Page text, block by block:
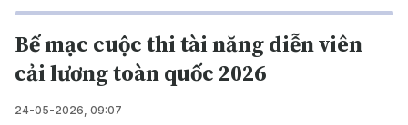
Bế mạc cuộc thi tài năng diễn viên
cải lương toàn quốc 2026
24-05-2026, 09:07